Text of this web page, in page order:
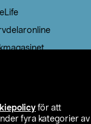
för att
fyra kategorier av